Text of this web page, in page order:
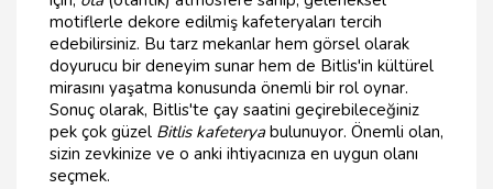
motiflerle dekore edilmiş kafeteryaları tercih
edebilirsiniz. Bu tarz mekanlar hem görsel olarak
doyurucu bir deneyim sunar hem de Bitlis'in kültürel
mirasını yaşatma konusunda önemli bir rol oynar.
Sonuç olarak, Bitlis'te çay saatini geçirebileceğiniz
pek çok güzel Bitlis kafeteryabulunuyor. Önemli olan,
sizin zevkinize ve o anki ihtiyacınıza en uygun olanı
seçmek.